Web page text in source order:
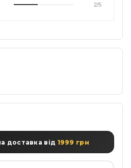
2/5
доставка від 1999 грн